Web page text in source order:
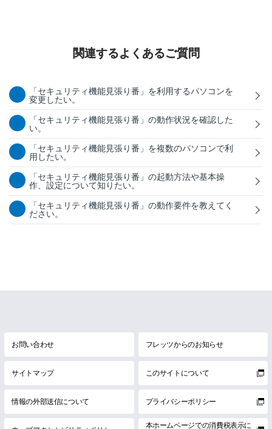
関連するよくあるご質問
「セキュリティ機能見張り番」を利用するパソコンを
変更したい。
「セキュリティ機能見張り番」の動作状況を確認した
い。
「セキュリティ機能見張り番」を複数のパソコンで利
用したい。
「セキュリティ機能見張り番」の起動方法や基本操
作、設定について知りたい。
「セキュリティ機能見張り番」の動作要件を教えてく
ださい。
お問い合わせ フレッツからのお知らせ
サイトマップ このサイトについて
情報の外部送信について プライバシーポリシー
本ホームページでの消費税表示に